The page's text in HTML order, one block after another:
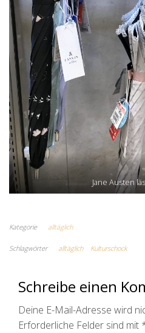
Jane Austen
Kategorie alltäglich
Schlagwörter alltäglich Kulturschock
Schreibe einen
Deine E-Mail-Adresse wird
Erforderliche Felder sind mit